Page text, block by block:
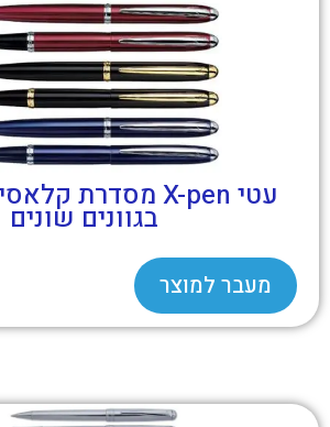
בגוונים שונים
מעבר למוצר